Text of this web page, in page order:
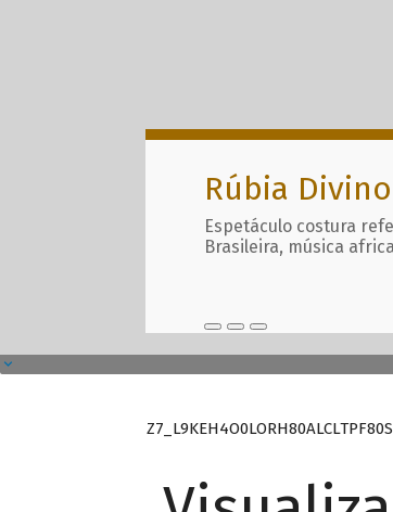
Rúbia Divino
Espetáculo costura
Brasileira, música